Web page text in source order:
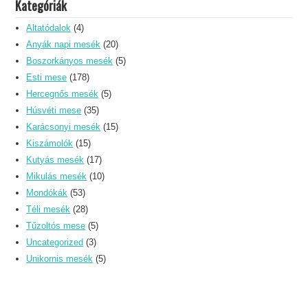
Kategóriák
Altatódalok (4)
Anyák napi mesék (20)
Boszorkányos mesék (5)
Esti mese (178)
Hercegnős mesék (5)
Húsvéti mese (35)
Karácsonyi mesék (15)
Kiszámolók (15)
Kutyás mesék (17)
Mikulás mesék (10)
Mondókák (53)
Téli mesék (28)
Tűzoltós mese (5)
Uncategorized (3)
Unikornis mesék (5)